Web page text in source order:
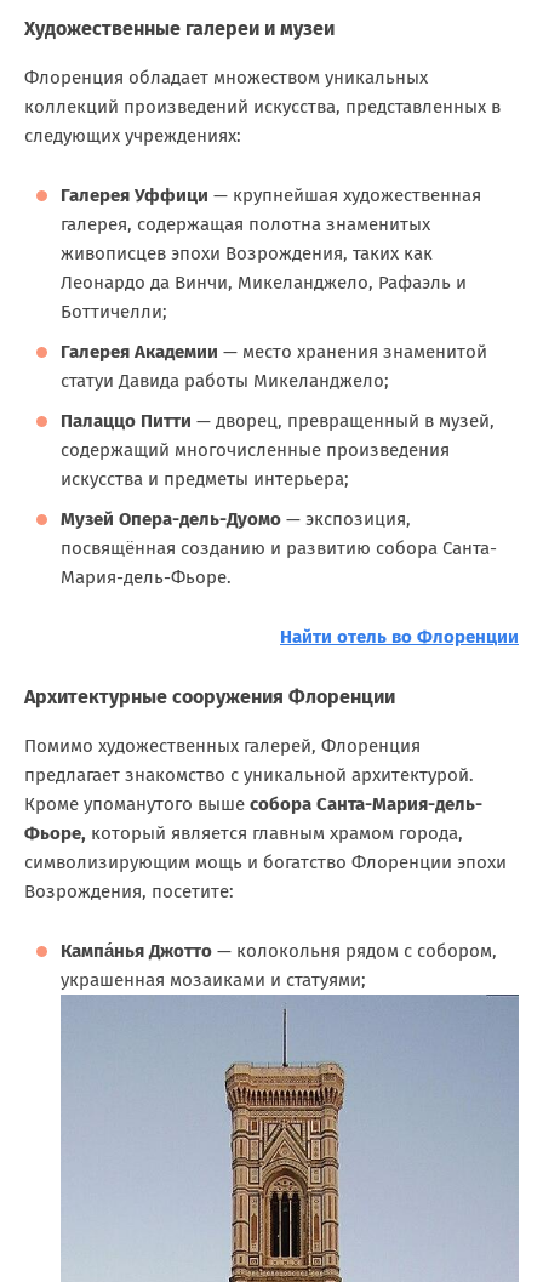
Художественные галереи и музеи
Флоренция обладает множеством уникальных
коллекций произведений искусства, представленных в
следующих учреждениях:
Галерея Уффици — крупнейшая художественная
галерея, содержащая полотна знаменитых
живописцев эпохи Возрождения, таких как
Леонардо да Винчи, Микеланджело, Рафаэль и
Боттичелли;
Галерея Академии — место хранения знаменитой
статуи Давида работы Микеланджело;
Палаццо Питти — дворец, превращенный в музей,
содержащий многочисленные произведения
искусства и предметы интерьера;
Музей Опера-дель-Дуомо — экспозиция,
посвящённая созданию и развитию собора Санта-
Мария-дель-Фьоре.
Найти отель во Флоренции
Архитектурные сооружения Флоренции
Помимо художественных галерей, Флоренция
предлагает знакомство с уникальной архитектурой.
Кроме упоманутого выше собора Санта-Мария-дель-
Фьоре, который является главным храмом города,
символизирующим мощь и богатство Флоренции эпохи
Возрождения, посетите:
Кампа́нья Джотто — колокольня рядом с собором,
украшенная мозаиками и статуями;